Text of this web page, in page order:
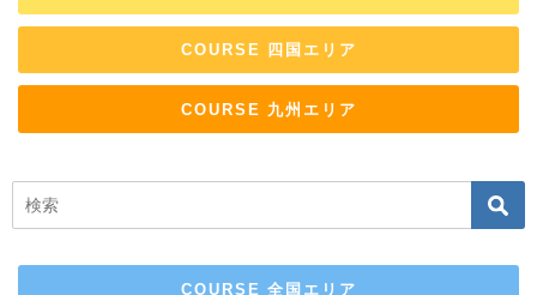
COURSE 四国エリア
COURSE 九州エリア
COURSE 全国エリア